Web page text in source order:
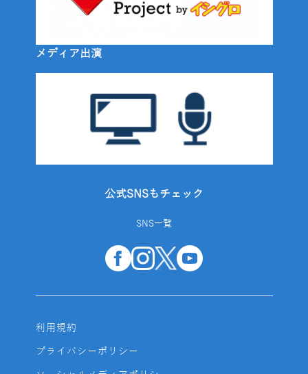
メディア出演
公式SNSもチェック
SNS一覧
利用規約
プライバシーポリシー